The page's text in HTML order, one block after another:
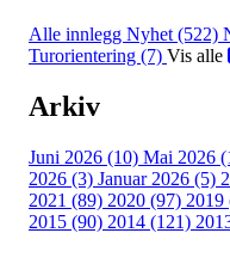
Alle innlegg Nyhet (522)
Turorientering (7) Vis alle
Arkiv
Juni 2026 (10) Mai 2026
2026 (3) Januar 2026 (5)
2021 (89) 2020 (97) 2019
2015 (90) 2014 (121)